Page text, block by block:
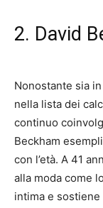
2. David
Nonostante sia
nella lista dei
continuo
Beckham
con l’età. A 41
alla moda come
intima e